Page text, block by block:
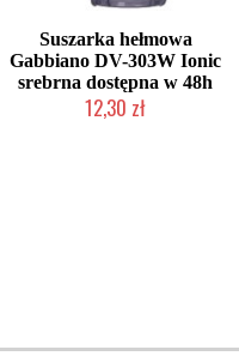
Suszarka hełmowa
Gabbiano DV-303W Ionic
srebrna dostępna w 48h
12,30 zł